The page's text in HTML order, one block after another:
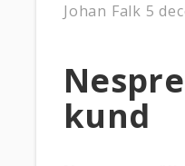
Johan Falk 5
kund